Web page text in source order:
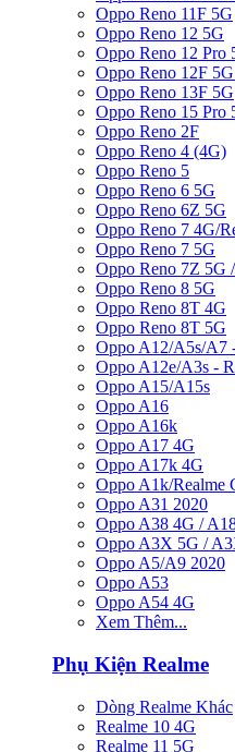
Oppo Reno 11F 5G
Oppo Reno 12 5G
Oppo Reno 12 Pro
Oppo Reno 12F
Oppo Reno 13F 5G
Oppo Reno 15 Pro
Oppo Reno 2F
Oppo Reno 4 (4G)
Oppo Reno 5
Oppo Reno 6 5G
Oppo Reno 6Z 5G
Oppo Reno 7 4G/
Oppo Reno 7 5G
Oppo Reno 7Z 5G
Oppo Reno 8 5G
Oppo Reno 8T 4G
Oppo Reno 8T 5G
Oppo A12/A5s/A7
Oppo A12e/A3s -
Oppo A15/A15s
Oppo A16
Oppo A16k
Oppo A17 4G
Oppo A17k 4G
Oppo A1k/Realme
Oppo A31 2020
Oppo A38 4G /
Oppo A3X 5G /
Oppo A5/A9 2020
Oppo A53
Oppo A54 4G
Xem Thêm...
Phụ Kiện Realme
Dòng Realme Khác
Realme 10 4G
Realme 11 5G